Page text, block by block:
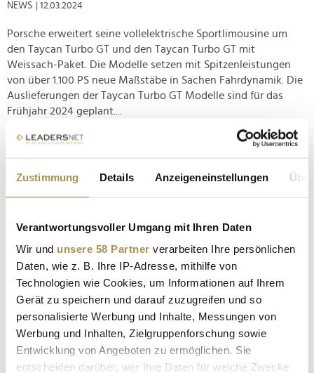
Zustimmung Details Anzeigeneinstellungen
Verantwortungsvoller Umgang mit Ihren Daten
Wir und unsere 58 Partner verarbeiten Ihre persönlichen
Daten, wie z. B. Ihre IP-Adresse, mithilfe von
Technologien wie Cookies, um Informationen auf Ihrem
Gerät zu speichern und darauf zuzugreifen und so
personalisierte Werbung und Inhalte, Messungen von
Werbung und Inhalten, Zielgruppenforschung sowie
Entwicklung von Angeboten zu ermöglichen. Sie
entscheiden darüber, wer Ihre Daten für welche Zwecke
NEWS | 12.03.2024
Porsche erweitert seine vollelektrische Sportlimousine um
den Taycan Turbo GT und den Taycan Turbo GT mit
Weissach-Paket. Die Modelle setzen mit Spitzenleistungen
von über 1.100 PS neue Maßstäbe in Sachen Fahrdynamik. Die
Auslieferungen der Taycan Turbo GT Modelle sind für das
Frühjahr 2024 geplant....
Tesla plant erschwingliches Elektroauto für
Deutschland
erschwinglichen Elektroautos in seiner deutschen
Gigafactory in Grünheide. Nach Informationen vom
Tagespiegel/Reuters , soll das neue Einstiegsmodell nur
25.000 Euro kosten. Wie Reuters berichtet, hat dies Tesla-
Chef Elon Musk während...
Opel startet globale Werbekampagne "Yes, of
Corsa"